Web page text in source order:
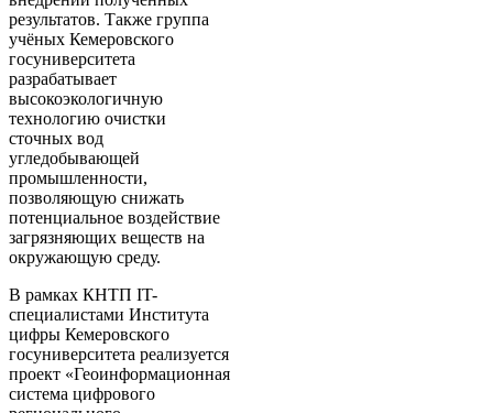
результатов. Также группа
учёных Кемеровского
госуниверситета
разрабатывает
высокоэкологичную
технологию очистки
сточных вод
угледобывающей
промышленности,
позволяющую снижать
потенциальное воздействие
загрязняющих веществ на
окружающую среду.
В рамках КНТП IT-
специалистами Института
цифры Кемеровского
госуниверситета реализуется
проект «Геоинформационная
система цифрового